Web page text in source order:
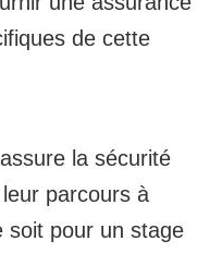
de cette
la sécurité
parcours à
soit pour un stage